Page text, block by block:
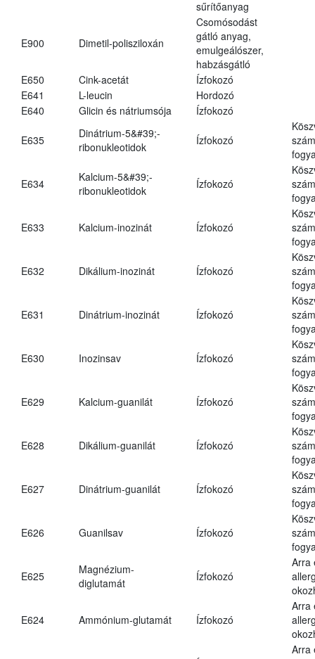
sűrítőanyag
E900 Dimetil-polisziloxán
Csomósodást
gátló anyag,
emulgeálószer,
habzásgátló
E650
Cink-acetát
Ízfokozó
E641
L-leucin
Hordozó
E640
Glicin és nátriumsója Ízfokozó
E635
Dinátrium-5&#39;-
ribonukleotidok
Ízfokozó
E634
Kalcium-5&#39;-
ribonukleotidok
Ízfokozó
E633 Kalcium-inozinát Ízfokozó
E632 Dikálium-inozinát Ízfokozó
E631 Dinátrium-inozinát Ízfokozó
E630 Inozinsav Ízfokozó
E629 Kalcium-guanilát Ízfokozó
E628 Dikálium-guanilát Ízfokozó
E627 Dinátrium-guanilát Ízfokozó
E626 Guanilsav Ízfokozó
E625
Magnézium-
diglutamát
Ízfokozó
Arra
E624 Ammónium-glutamát Ízfokozó
Arra
Arra